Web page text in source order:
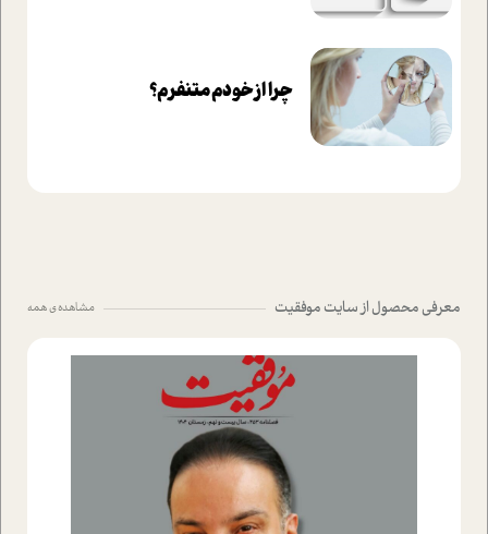
چرا از خودم متنفرم؟
معرفی محصول از سایت موفقیت مشاهده ی همه